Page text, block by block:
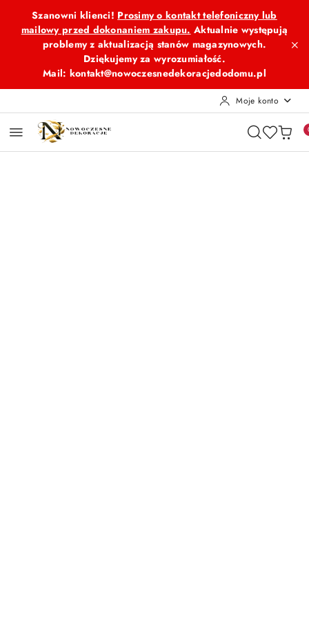
Przejdź do treści głównej
Przejdź do wyszukiwarki
Przejdź do moje konto
Przejdź do menu głównego
Przejdź do opisu produktu
Przejdź do stopki
Szanowni klienci! Prosimy o kontakt telefoniczny lub
mailowy przed dokonaniem zakupu. Aktualnie występują
problemy z aktualizacją stanów magazynowych.
Dziękujemy za wyrozumiałość.
Mail: kontakt@nowoczesnedekoracjedodomu.pl
Moje konto